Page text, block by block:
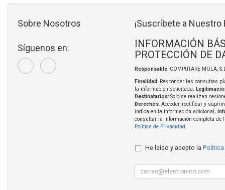
Sobre Nosotros
Síguenos en:
¡Suscríbete a Nuestro
INFORMACIÓN
PROTECCIÓN DE
Responsable: COMPUTARE MOLA,
Finalidad: Responder las consultas
la información solicitada;
Destinatarios: Solo se realizan
Derechos: Acceder, rectificar y
indica en la información adicional;
consultar la información completa de
Política de Privacidad
He leído y acepto la Política